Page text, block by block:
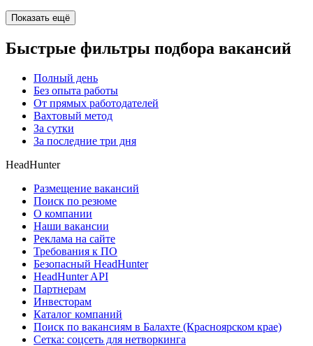
Показать ещё
Быстрые фильтры подбора вакансий
Полный день
Без опыта работы
От прямых работодателей
Вахтовый метод
За сутки
За последние три дня
HeadHunter
Размещение вакансий
Поиск по резюме
О компании
Наши вакансии
Реклама на сайте
Требования к ПО
Безопасный HeadHunter
HeadHunter API
Партнерам
Инвесторам
Каталог компаний
Поиск по вакансиям в Балахте (Красноярском крае)
Сетка: соцсеть для нетворкинга